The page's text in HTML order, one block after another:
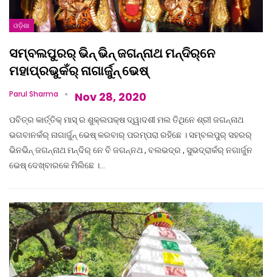
ଓଡ଼ିଶା
ସମ୍ବଲପୁରର୍‌ ଭିନ୍‌ ଭିନ୍‌ ଜଗନ୍ନାଥ ମନ୍ଦିର୍‌ନେ
ମହାପ୍ରଭୁକଁର୍‌ ନାଗାର୍ଜୁନ୍‌ ଭେଷ୍‌
Parul Sharma Nov 28, 2020
ପବିତ୍ର କାର୍ତ୍ତିକ୍‌ ମାସ୍‌ ର ଶୁକ୍ଲପକ୍ଷ ଦ୍ୱାଦଶୀ ମଲ ତିଥିନେ ଶ୍ରୀ ଜଗନ୍ନାଥ
ଭଗବାନକଁର୍‌ ନାଗାର୍ଜୁନ୍‌ ଭେଷ୍‌ କରବାର୍‌ ପରମ୍ପରା ରହିଛେ । ସମ୍ବଲପୁର୍‌ ସହରର୍‌
ଭିନଭିନ୍‌ ଜଗନ୍ନାଥ ମନ୍ଦିର୍‌ ନେ ବି ଜଗନ୍ନଥ , ବଲଭଦ୍ର , ସୁଭଦ୍ରାକଁର୍‌ ନଗାର୍ଜୁନ
ଭେଷ୍‌ ଦେଖ୍‌ବାରକେ ମିଲିଛେ ।…